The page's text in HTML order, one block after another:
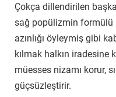
Çokça dillendirilen
sağ popülizmin formülü
azınlığı öyleymiş gibi
kılmak halkın iradesine
müesses nizamı korur,
güçsüzleştirir.